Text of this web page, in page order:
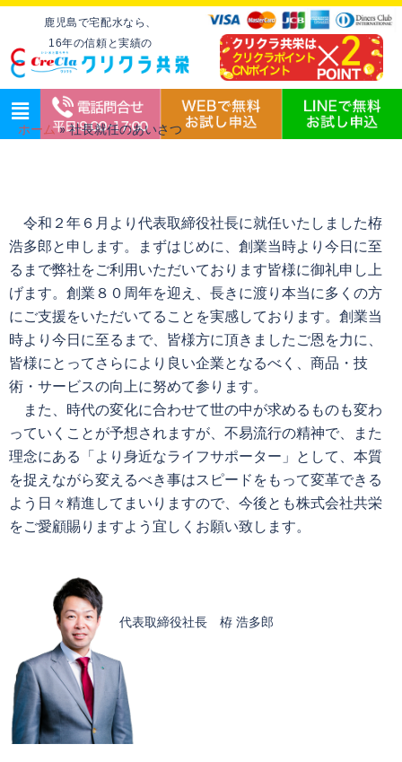
鹿児島で宅配水なら、
16年の信頼と実績の
ホーム»社長就任のあいさつ
代表取締役社長 栫 浩多郎
令和２年６月より代表取締役社長に就任いたしました栫
浩多郎と申します。まずはじめに、創業当時より今日に至
るまで弊社をご利用いただいております皆様に御礼申し上
げます。創業８０周年を迎え、長きに渡り本当に多くの方
にご支援をいただいてることを実感しております。創業当
時より今日に至るまで、皆様方に頂きましたご恩を力に、
皆様にとってさらにより良い企業となるべく、商品・技
術・サービスの向上に努めて参ります。
また、時代の変化に合わせて世の中が求めるものも変わ
っていくことが予想されますが、不易流行の精神で、また
理念にある「より身近なライフサポーター」として、本質
を捉えながら変えるべき事はスピードをもって変革できる
よう日々精進してまいりますので、今後とも株式会社共栄
をご愛顧賜りますよう宜しくお願い致します。